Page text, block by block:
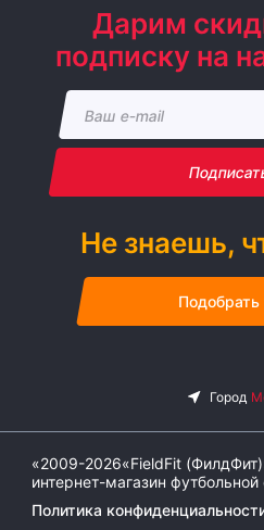
Дарим
подписку на
Не знаешь,
Подобрать
«2009-2026«FieldFit
интернет-магазин
Политика